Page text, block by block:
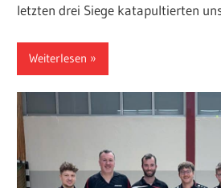
letzten drei Siege katapultierten
Weiterlesen